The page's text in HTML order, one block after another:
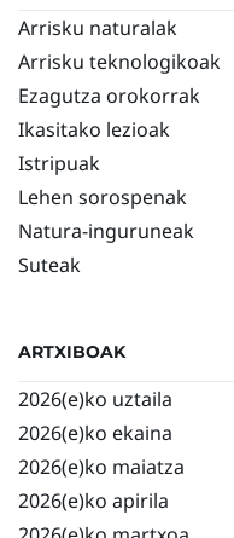
Arrisku naturalak
Arrisku teknologikoak
Ezagutza orokorrak
Ikasitako lezioak
Istripuak
Lehen sorospenak
Natura-inguruneak
Suteak
ARTXIBOAK
2026(e)ko uztaila
2026(e)ko ekaina
2026(e)ko maiatza
2026(e)ko apirila